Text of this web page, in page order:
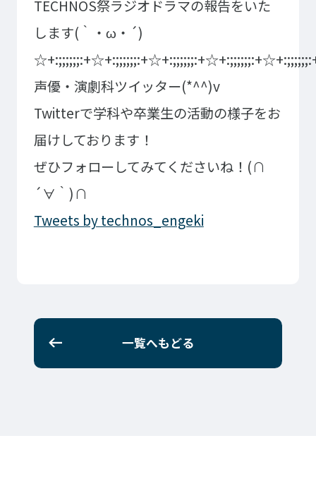
TECHNOS祭ラジオドラマの報告をいた
します(｀・ω・´)
声優・演劇科ツイッター(*^^)v
Twitterで学科や卒業生の活動の様子をお
届けしております！
ぜひフォローしてみてくださいね！(∩
´∀｀)∩
Tweets by technos_engeki
一覧へもどる